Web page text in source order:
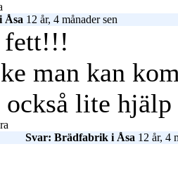
Åsa 12 år, 4 månader sen
fett!!!
man kan
också lite
Svar: Brädfabrik i Åsa 12 år, 4